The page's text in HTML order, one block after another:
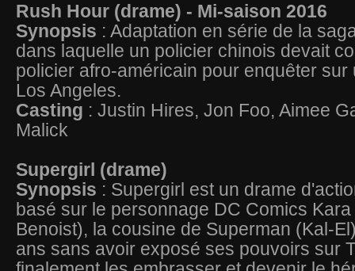
Rush Hour (drame) - Mi-saison 2016
Synopsis : Adaptation en série de la
dans laquelle un policier chinois devait
policier afro-américain pour enquêter sur
Los Angeles.
Casting : Justin Hires, Jon Foo, Aimee
Malick
Supergirl (drame)
Synopsis : Supergirl est un drame
basé sur le personnage DC Comics
Benoist), la cousine de Superman (Kal-
ans sans avoir exposé ses pouvoirs sur